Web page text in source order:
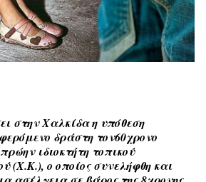
στην Χαλκίδα η υπόθεση
δράστη τον60χρονο
ιδιοκτήτη τοπικού
(Χ.Κ.), ο οποίος συνελήφθη και